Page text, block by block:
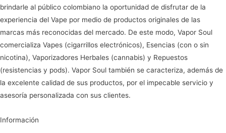
brindarle al público colombiano la oportunidad de disfrutar de la
experiencia del Vape por medio de productos originales de las
marcas más reconocidas del mercado. De este modo, Vapor Soul
comercializa Vapes (cigarrillos electrónicos), Esencias (con o sin
nicotina), Vaporizadores Herbales (cannabis) y Repuestos
(resistencias y pods). Vapor Soul también se caracteriza, además de
la excelente calidad de sus productos, por el impecable servicio y
asesoría personalizada con sus clientes.
Información